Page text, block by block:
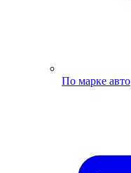
По марке авто